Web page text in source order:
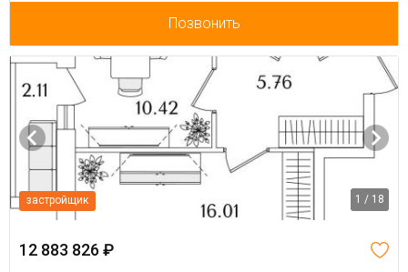
Позвонить
застройщик 1 / 18
12 883 826 ₽